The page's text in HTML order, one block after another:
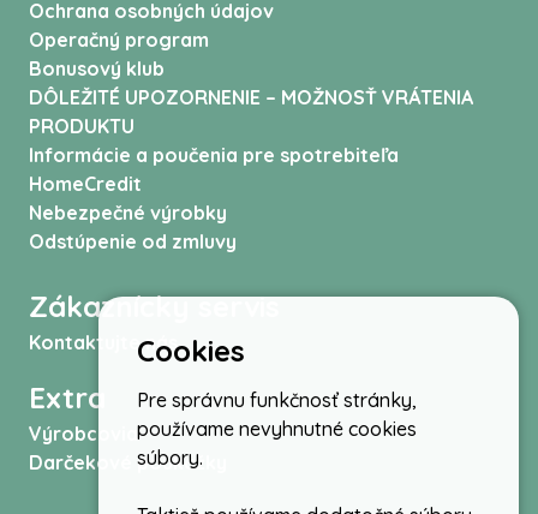
Ochrana osobných údajov
Operačný program
Bonusový klub
DÔLEŽITÉ UPOZORNENIE – MOŽNOSŤ VRÁTENIA
PRODUKTU
Informácie a poučenia pre spotrebiteľa
HomeCredit
Nebezpečné výrobky
Odstúpenie od zmluvy
Zákaznícky servis
Kontaktujte nás
Extra
Výrobcovia
Darčekové poukážky
Cookies
Pre správnu funkčnosť stránky,
používame nevyhnutné cookies
súbory.